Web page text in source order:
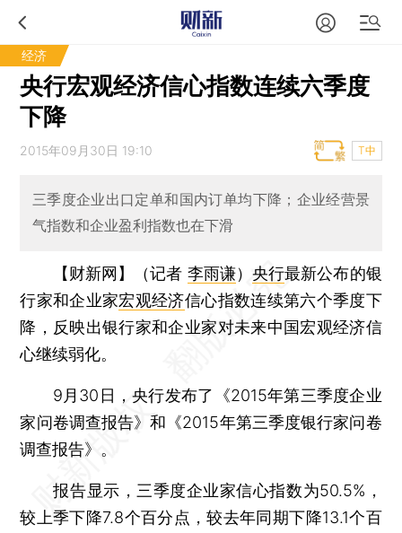
经济
央行宏观经济信心指数连续六季度
下降
2015年09月30日 19:10 T中
三季度企业出口定单和国内订单均下降；企业经营景
气指数和企业盈利指数也在下滑
【财新网】（记者 李雨谦） 央行最新公布的银
行家和企业家宏观经济信心指数连续第六个季度下
降，反映出银行家和企业家对未来中国宏观经济信
心继续弱化。
9月30日，央行发布了《2015年第三季度企业
家问卷调查报告》和《2015年第三季度银行家问卷
调查报告》。
报告显示，三季度企业家信心指数为50.5%，
较上季下降7.8个百分点，较去年同期下降13.1个百